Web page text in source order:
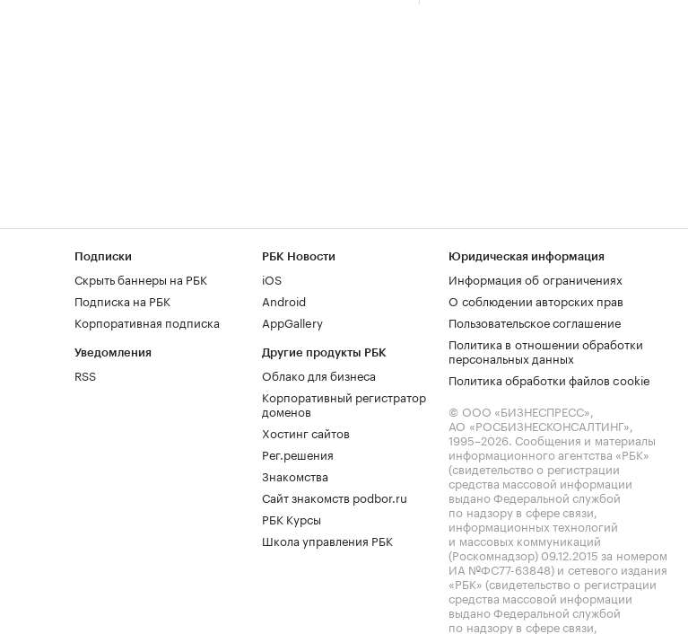
Подписки
Скрыть баннеры на РБК
Подписка на РБК
Корпоративная подписка
Уведомления
RSS
РБК Новости
iOS
Android
AppGallery
Другие продукты РБК
Облако для бизнеса
Корпоративный регистратор
доменов
Хостинг сайтов
Рег.решения
Знакомства
Сайт знакомств podbor.ru
РБК Курсы
Школа управления РБК
Юридическая информация
Информация об ограничениях
О соблюдении авторских прав
Пользовательское соглашение
Политика в отношении обработки
персональных данных
Политика обработки файлов cookie
© ООО «БИЗНЕСПРЕСС»,
АО «РОСБИЗНЕСКОНСАЛТИНГ»,
1995–2026. Сообщения и материалы
информационного агентства «РБК»
(свидетельство о регистрации
средства массовой информации
выдано Федеральной службой
по надзору в сфере связи,
информационных технологий
и массовых коммуникаций
(Роскомнадзор) 09.12.2015 за номером
ИА №ФС77-63848) и сетевого издания
«РБК» (свидетельство о регистрации
средства массовой информации
выдано Федеральной службой
по надзору в сфере связи,